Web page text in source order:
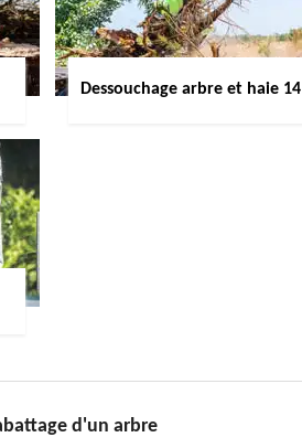
Dessouchage arbre et haie 14
d'un arbre